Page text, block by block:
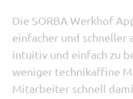
Die SORBA Werkhof
einfacher und schneller
intuitiv und einfach zu
weniger technikaffine
Mitarbeiter schnell